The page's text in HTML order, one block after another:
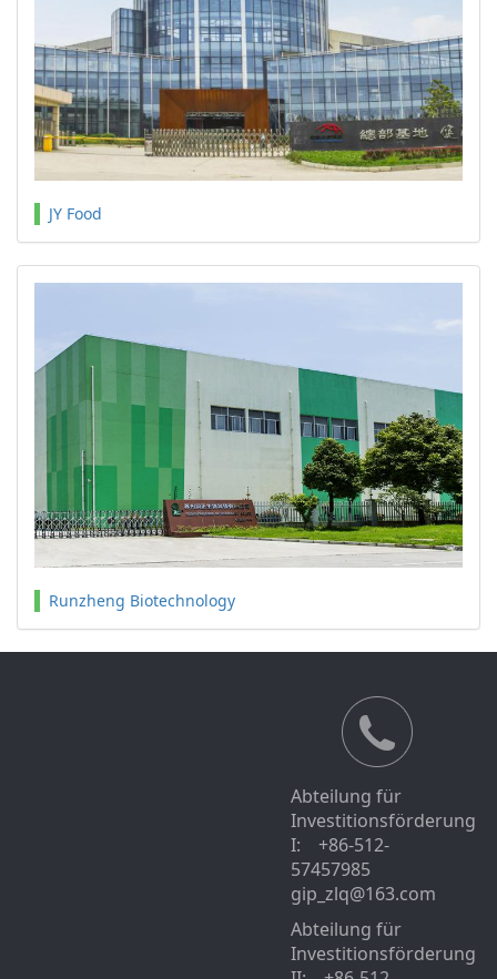
JY Food
Runzheng Biotechnology
Abteilung für
Investitionsförderung
I: +86-512-
57457985
gip_zlq@163.com
Abteilung für
Investitionsförderung